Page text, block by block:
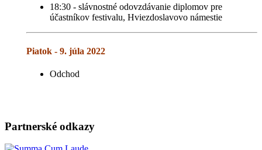
18:30 - slávnostné odovzdávanie diplomov pre
účastníkov festivalu, Hviezdoslavovo námestie
Piatok - 9. júla 2022
Odchod
Partnerské odkazy